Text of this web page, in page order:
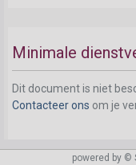
Minimale
Dit document is niet
Contacteer ons om je
powered by ©